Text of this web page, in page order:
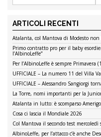
ARTICOLI RECENTI
Atalanta, col Mantova di Modesto non
Primo contratto pro per il baby
l’AlbinoLeffe”
Per l’AlbinoLeffe è sempre
UFFICIALE – La numero 11 del Villa
UFFICIALE – Alessandro Sangiorgi
La Torre, nomi importanti per la
Atalanta in lutto: è scomparso
Cosa ci lascia il Mondiale 2026
Col Mantova il secondo test
AlbinoLeffe, per l’attacco c’è anche